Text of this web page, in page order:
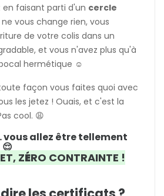
faisant parti d'un cercle
ne vous change rien, vous
de votre colis dans un
et vous n'avez plus qu'à
hermétique ☺️
façon vous faites quoi avec
les jetez ! Ouais, et c'est la
cool. 😩
vous allez être tellement
ZÉRO CONTRAINTE !